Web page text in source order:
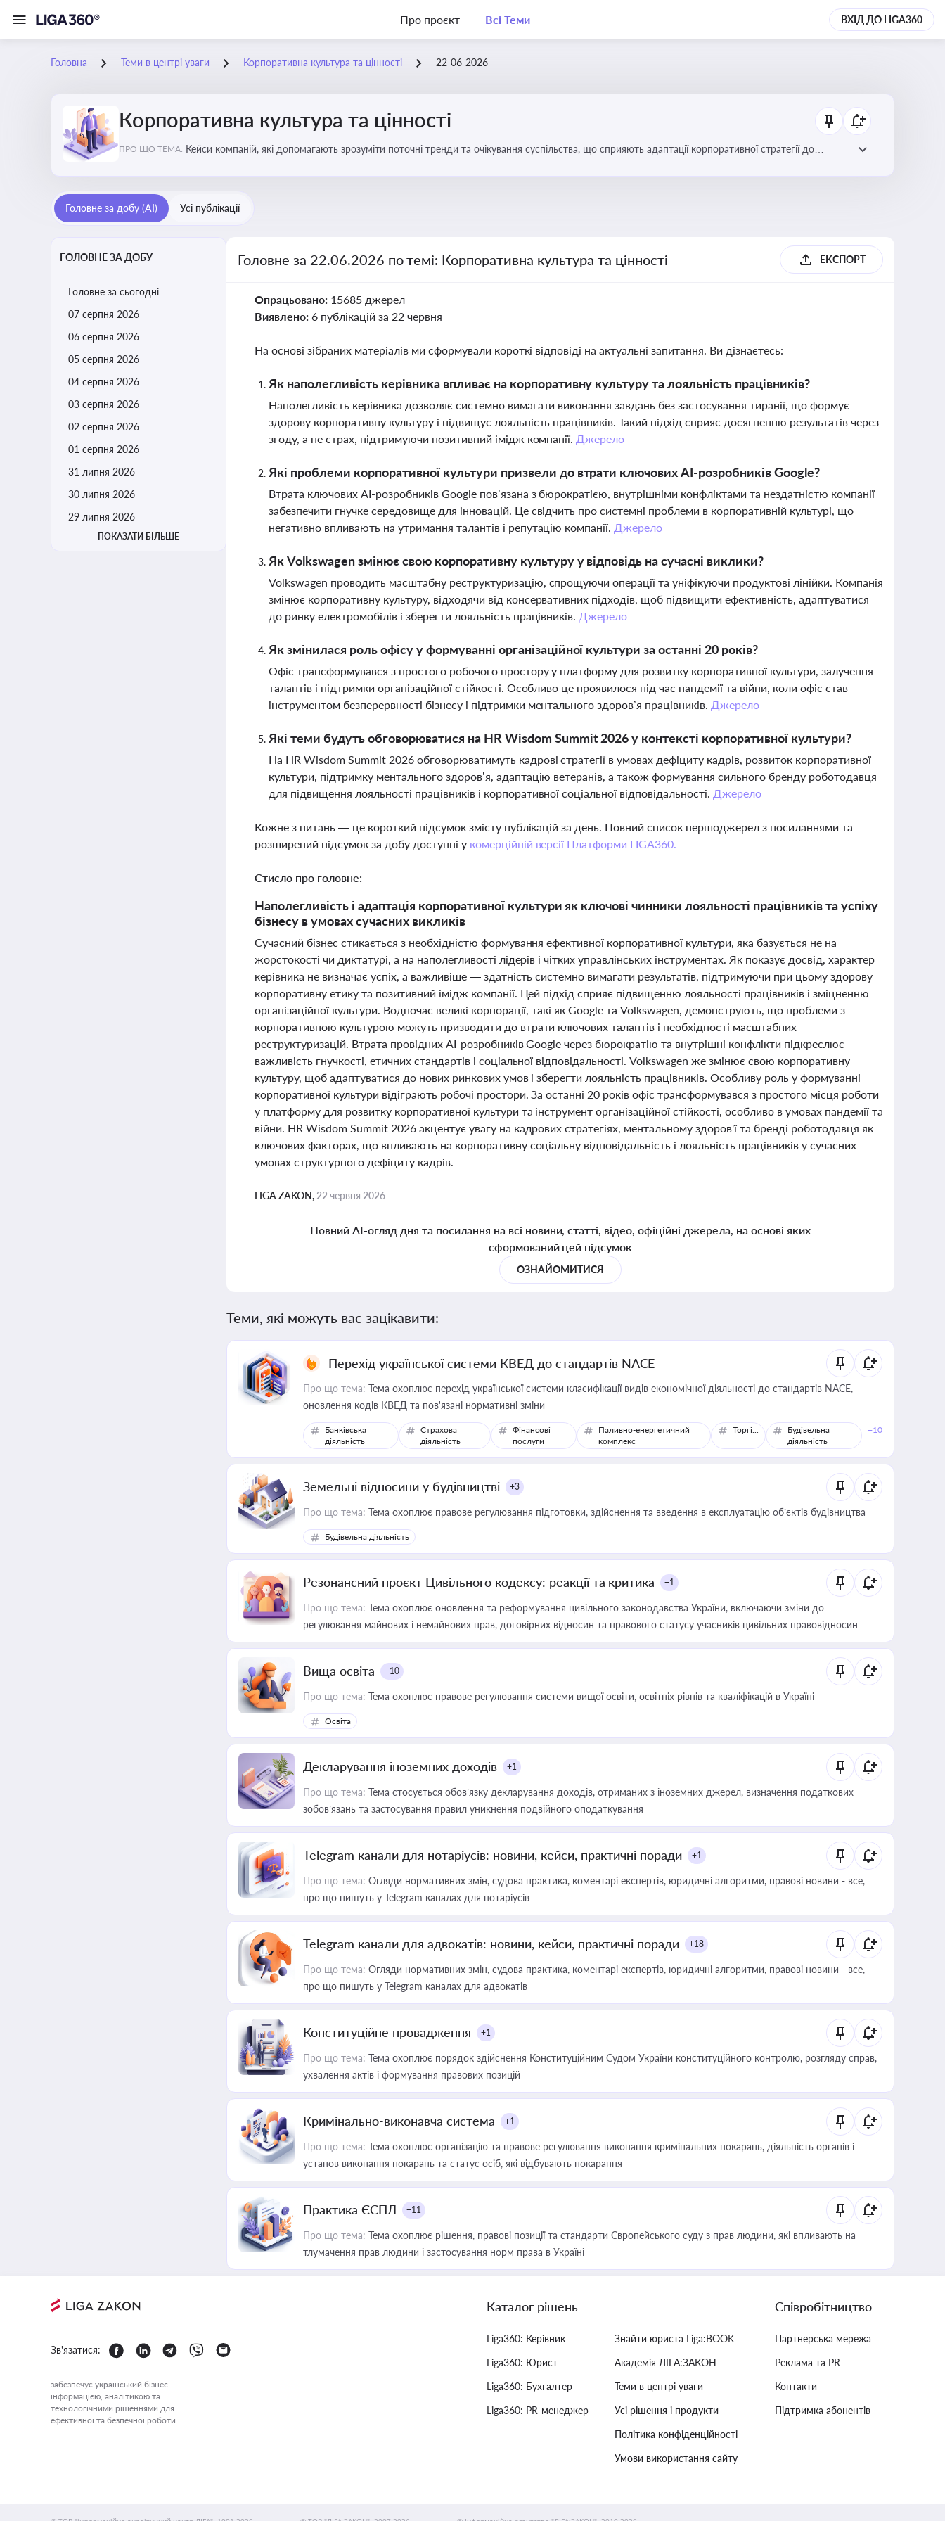
Про проєкт Всі Теми ВХІД ДО LIGA360
Головна Теми в центрі уваги Корпоративна культура та цінності 22-06-2026
Корпоративна культура та цінності
ПРО ЩО ТЕМА: Кейси компаній, які допомагають зрозуміти поточні тренди та очікування суспільства, що сприяють адаптації корпоративної стратегії до
Головне за добу (AI) Усі публікації
ГОЛОВНЕ ЗА ДОБУ
Головне за сьогодні
07 серпня 2026
06 серпня 2026
05 серпня 2026
04 серпня 2026
03 серпня 2026
02 серпня 2026
01 серпня 2026
31 липня 2026
30 липня 2026
29 липня 2026
ПОКАЗАТИ БІЛЬШЕ
Головне за 22.06.2026 по темі: Корпоративна культура та цінності ЕКСПОРТ
Опрацьовано: 15685 джерел
Виявлено: 6 публікацій за 22 червня
На основі зібраних матеріалів ми сформували короткі відповіді на актуальні запитання. Ви дізнаєтесь:
Як наполегливість керівника впливає на корпоративну культуру та лояльність працівників?
Наполегливість керівника дозволяє системно вимагати виконання завдань без застосування тиранії, що формує
здорову корпоративну культуру і підвищує лояльність працівників. Такий підхід сприяє досягненню результатів через
згоду, а не страх, підтримуючи позитивний імідж компанії. Джерело
Які проблеми корпоративної культури призвели до втрати ключових AI-розробників Google?
Втрата ключових AI-розробників Google пов’язана з бюрократією, внутрішніми конфліктами та нездатністю компанії
забезпечити гнучке середовище для інновацій. Це свідчить про системні проблеми в корпоративній культурі, що
негативно впливають на утримання талантів і репутацію компанії. Джерело
Як Volkswagen змінює свою корпоративну культуру у відповідь на сучасні виклики?
Volkswagen проводить масштабну реструктуризацію, спрощуючи операції та уніфікуючи продуктові лінійки. Компанія
змінює корпоративну культуру, відходячи від консервативних підходів, щоб підвищити ефективність, адаптуватися
до ринку електромобілів і зберегти лояльність працівників. Джерело
Як змінилася роль офісу у формуванні організаційної культури за останні 20 років?
Офіс трансформувався з простого робочого простору у платформу для розвитку корпоративної культури, залучення
талантів і підтримки організаційної стійкості. Особливо це проявилося під час пандемії та війни, коли офіс став
інструментом безперервності бізнесу і підтримки ментального здоров’я працівників. Джерело
Які теми будуть обговорюватися на HR Wisdom Summit 2026 у контексті корпоративної культури?
На HR Wisdom Summit 2026 обговорюватимуть кадрові стратегії в умовах дефіциту кадрів, розвиток корпоративної
культури, підтримку ментального здоров’я, адаптацію ветеранів, а також формування сильного бренду роботодавця
для підвищення лояльності працівників і корпоративної соціальної відповідальності. Джерело
Кожне з питань — це короткий підсумок змісту публікацій за день. Повний список першоджерел з посиланнями та
розширений підсумок за добу доступні у комерційній версії Платформи LIGA360.
Стисло про головне:
Наполегливість і адаптація корпоративної культури як ключові чинники лояльності працівників та успіху
бізнесу в умовах сучасних викликів
Сучасний бізнес стикається з необхідністю формування ефективної корпоративної культури, яка базується не на
жорстокості чи диктатурі, а на наполегливості лідерів і чітких управлінських інструментах. Як показує досвід, характер
керівника не визначає успіх, а важливіше — здатність системно вимагати результатів, підтримуючи при цьому здорову
корпоративну етику та позитивний імідж компанії. Цей підхід сприяє підвищенню лояльності працівників і зміцненню
організаційної культури. Водночас великі корпорації, такі як Google та Volkswagen, демонструють, що проблеми з
корпоративною культурою можуть призводити до втрати ключових талантів і необхідності масштабних
реструктуризацій. Втрата провідних AI-розробників Google через бюрократію та внутрішні конфлікти підкреслює
важливість гнучкості, етичних стандартів і соціальної відповідальності. Volkswagen же змінює свою корпоративну
культуру, щоб адаптуватися до нових ринкових умов і зберегти лояльність працівників. Особливу роль у формуванні
корпоративної культури відіграють робочі простори. За останні 20 років офіс трансформувався з простого місця роботи
у платформу для розвитку корпоративної культури та інструмент організаційної стійкості, особливо в умовах пандемії та
війни. HR Wisdom Summit 2026 акцентує увагу на кадрових стратегіях, ментальному здоров'ї та бренді роботодавця як
ключових факторах, що впливають на корпоративну соціальну відповідальність і лояльність працівників у сучасних
умовах структурного дефіциту кадрів.
LIGA ZAKON, 22 червня 2026
Повний AI-огляд дня та посилання на всі новини, статті, відео, офіційні джерела, на основі яких
сформований цей підсумок
ОЗНАЙОМИТИСЯ
Теми, які можуть вас зацікавити:
Перехід української системи КВЕД до стандартів NACE
Про що тема: Тема охоплює перехід української системи класифікації видів економічної діяльності до стандартів NACE,
оновлення кодів КВЕД та пов'язані нормативні зміни
Банківська
діяльність
Страхова
діяльність
Фінансові
послуги
Паливно-енергетичний
комплекс
Торгівля
Будівельна
діяльність
+10
Земельні відносини у будівництві +3
Про що тема: Тема охоплює правове регулювання підготовки, здійснення та введення в експлуатацію об’єктів будівництва
Будівельна діяльність
Резонансний проєкт Цивільного кодексу: реакції та критика +1
Про що тема: Тема охоплює оновлення та реформування цивільного законодавства України, включаючи зміни до
регулювання майнових і немайнових прав, договірних відносин та правового статусу учасників цивільних правовідносин
Вища освіта +10
Про що тема: Тема охоплює правове регулювання системи вищої освіти, освітніх рівнів та кваліфікацій в Україні
Освіта
Декларування іноземних доходів +1
Про що тема: Тема стосується обов’язку декларування доходів, отриманих з іноземних джерел, визначення податкових
зобов’язань та застосування правил уникнення подвійного оподаткування
Telegram канали для нотаріусів: новини, кейси, практичні поради +1
Про що тема: Огляди нормативних змін, судова практика, коментарі експертів, юридичні алгоритми, правові новини - все,
про що пишуть у Telegram каналах для нотаріусів
Telegram канали для адвокатів: новини, кейси, практичні поради +18
Про що тема: Огляди нормативних змін, судова практика, коментарі експертів, юридичні алгоритми, правові новини - все,
про що пишуть у Telegram каналах для адвокатів
Конституційне провадження +1
Про що тема: Тема охоплює порядок здійснення Конституційним Судом України конституційного контролю, розгляду справ,
ухвалення актів і формування правових позицій
Кримінально-виконавча система +1
Про що тема: Тема охоплює організацію та правове регулювання виконання кримінальних покарань, діяльність органів і
установ виконання покарань та статус осіб, які відбувають покарання
Практика ЄСПЛ +11
Про що тема: Тема охоплює рішення, правові позиції та стандарти Європейського суду з прав людини, які впливають на
тлумачення прав людини і застосування норм права в Україні
Зв'язатися:
забезпечує український бізнес
інформацією, аналітикою та
технологічними рішеннями для
ефективної та безпечної роботи.
Каталог рішень
Liga360: Керівник
Liga360: Юрист
Liga360: Бухгалтер
Liga360: PR-менеджер
Знайти юриста Liga:BOOK
Академія ЛІГА:ЗАКОН
Теми в центрі уваги
Усі рішення і продукти
Політика конфіденційності
Умови використання сайту
Співробітництво
Партнерська мережа
Реклама та PR
Контакти
Підтримка абонентів